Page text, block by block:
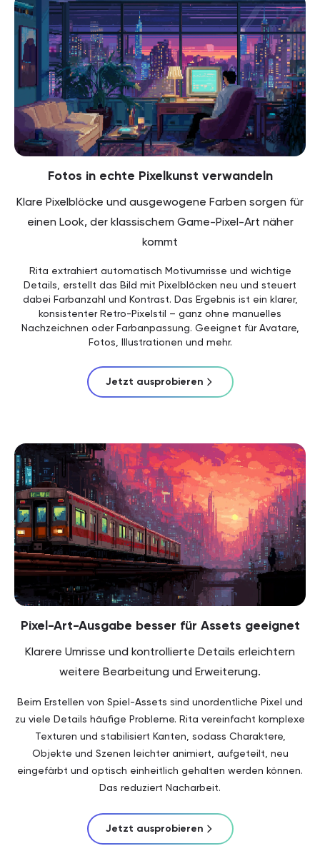
Fotos in echte Pixelkunst verwandeln
Klare Pixelblöcke und ausgewogene Farben sorgen für
einen Look, der klassischem Game-Pixel-Art näher
kommt
Rita extrahiert automatisch Motivumrisse und wichtige
Details, erstellt das Bild mit Pixelblöcken neu und steuert
dabei Farbanzahl und Kontrast. Das Ergebnis ist ein klarer,
konsistenter Retro-Pixelstil – ganz ohne manuelles
Nachzeichnen oder Farbanpassung. Geeignet für Avatare,
Fotos, Illustrationen und mehr.
Jetzt ausprobieren
Pixel-Art-Ausgabe besser für Assets geeignet
Klarere Umrisse und kontrollierte Details erleichtern
weitere Bearbeitung und Erweiterung.
Beim Erstellen von Spiel-Assets sind unordentliche Pixel und
zu viele Details häufige Probleme. Rita vereinfacht komplexe
Texturen und stabilisiert Kanten, sodass Charaktere,
Objekte und Szenen leichter animiert, aufgeteilt, neu
eingefärbt und optisch einheitlich gehalten werden können.
Das reduziert Nacharbeit.
Jetzt ausprobieren